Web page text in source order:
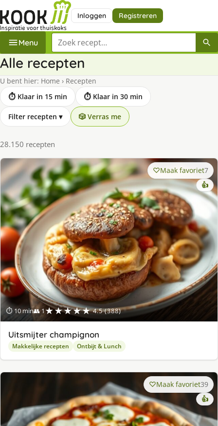
Inloggen Registreren
Menu Zoek een recept
Alle recepten
U bent hier: Home › Recepten
⏱ Klaar in 15 min
⏱ Klaar in 30 min
Filter recepten ▾ 🎲 Verras me
28.150 recepten
⏱ 10 min👥 1★★★★★ 4.5 (388)
Maak favoriet7
👍
Uitsmijter champignon
Makkelijke recepten Ontbijt & Lunch
Maak favoriet39
👍